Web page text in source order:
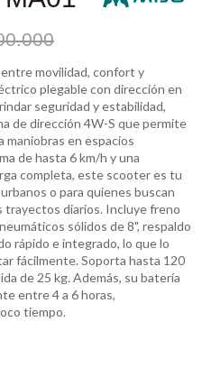
movilidad, confort y
plegable con dirección en
seguridad y estabilidad,
de dirección 4W-S que permite
maniobras en espacios
de hasta 6 km/h y una
completa, este scooter es tu
o para quienes buscan
trayectos diarios. Incluye freno
sólidos de 8", respaldo
rápido e integrado, lo que lo
fácilmente. Soporta hasta 120
de 25 kg. Además, su batería
entre 4 a 6 horas,
tiempo.